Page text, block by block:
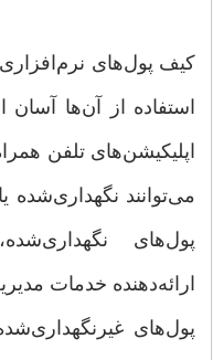
کیف پول‌های
استفاده از آن‌ها
اپلیکیشن‌های تلفن
می‌توانند نگهداری‌شده
پول‌های
ارائه‌دهنده خدمات
پول‌های